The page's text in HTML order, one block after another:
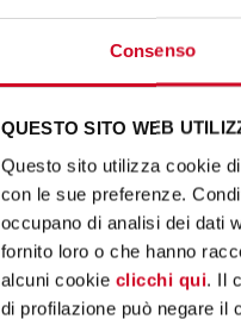
Consenso
QUESTO SITO WEB
Questo sito utilizza cookie
con le sue preferenze.
occupano di analisi dei dati
fornito loro o che hanno
alcuni cookie clicchi qui. Il
di profilazione può negare il